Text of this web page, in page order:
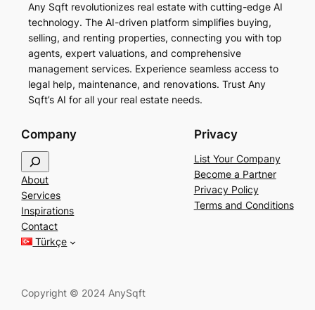
Any Sqft revolutionizes real estate with cutting-edge AI
technology. The AI-driven platform simplifies buying,
selling, and renting properties, connecting you with top
agents, expert valuations, and comprehensive
management services. Experience seamless access to
legal help, maintenance, and renovations. Trust Any
Sqft’s AI for all your real estate needs.
Company
e
a
r
c
h
About
Services
Inspirations
Contact
Türkçe
Privacy
List Your Company
Become a Partner
Privacy Policy
Terms and Conditions
Copyright © 2024 AnySqft